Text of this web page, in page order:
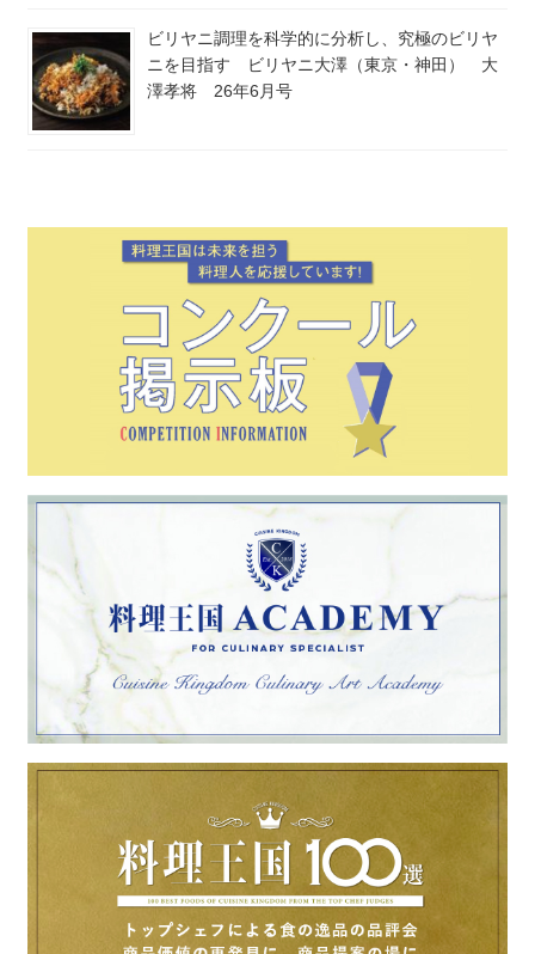
ビリヤニ調理を科学的に分析し、究極のビリヤ
ニを目指す ビリヤニ大澤（東京・神田） 大
澤孝将 26年6月号